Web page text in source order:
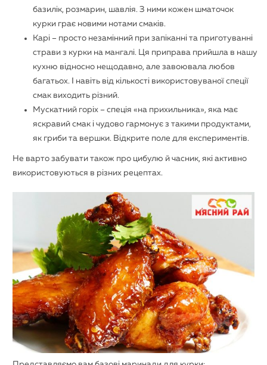
базилік, розмарин, шавлія. З ними кожен шматочок
курки грає новими нотами смаків.
Карі – просто незамінний при запіканні та приготуванні
страви з курки на мангалі. Ця приправа прийшла в нашу
кухню відносно нещодавно, але завоювала любов
багатьох. І навіть від кількості використовуваної спеції
смак виходить різний.
Мускатний горіх – спеція «на прихильника», яка має
яскравий смак і чудово гармонує з такими продуктами,
як гриби та вершки. Відкрите поле для експериментів.
Не варто забувати також про цибулю й часник, які активно
використовуються в різних рецептах.